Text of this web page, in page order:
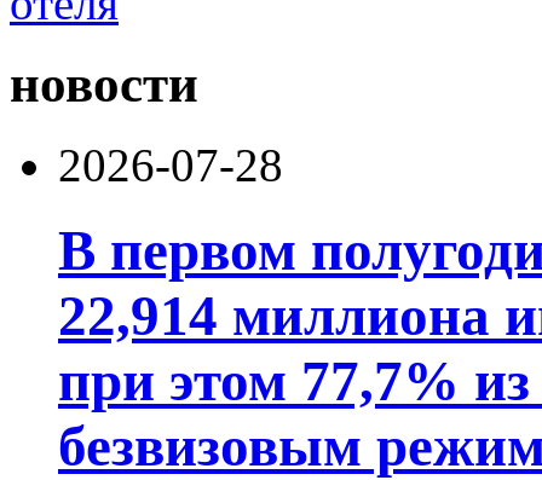
новости
2026-07-28
В первом
22,914 миллиона
при этом 77,7%
безвизовым